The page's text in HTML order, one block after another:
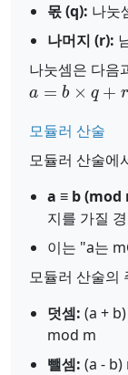
몫 (q): 나눗
나머지 (r):
나눗셈은 다음
a=b×q+ r
모듈러 산술
모듈러 산술에
a ≡ b (mod
지를 가질
이는 "a는
모듈러 산술의
덧셈: (a +
mod m
뺄셈: (a -